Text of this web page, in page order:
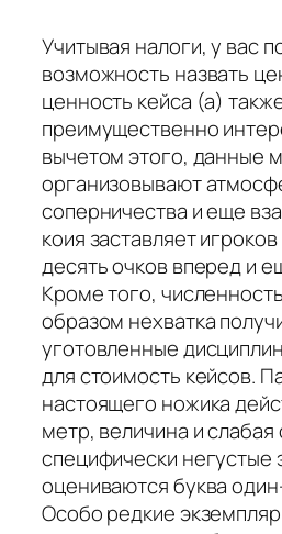
Учитывая налоги, у вас
возможность назвать
ценность кейса (а)
преимущественно
вычетом этого, данные
организовывают
соперничества и еще
коия заставляет
десять очков вперед и
Кроме того,
образом нехватка
уготовленные
для стоимость кейсов.
настоящего ножика
метр, величина и слабая
специфически негустые
оцениваются буква
Особо редкие